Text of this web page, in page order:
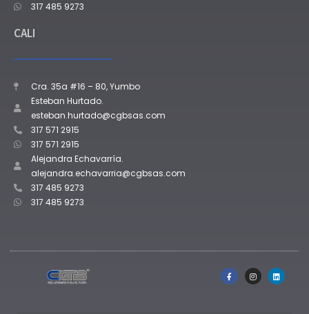
317 485 9273
CALI
Cra. 35a #16 – 80, Yumbo
Esteban Hurtado.
esteban.hurtado@cgbsas.com
317 571 2915
317 571 2915
Alejandra Echavarría.
alejandra.echavarria@cgbsas.com
317 485 9273
317 485 9273